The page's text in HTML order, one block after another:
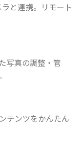
と連携。リモート
写真の調整・管
テンツをかんたん